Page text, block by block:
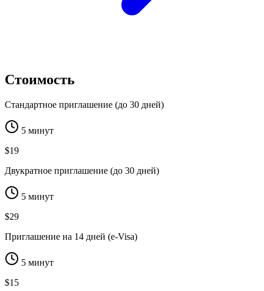
Стоимость
Стандартное приглашение (до 30 дней)
5 минут
$19
Двукратное приглашение (до 30 дней)
5 минут
$29
Приглашение на 14 дней (e-Visa)
5 минут
$15